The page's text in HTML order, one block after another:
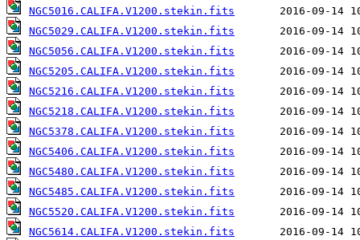
NGC5016.CALIFA.V1200.stekin.fits
NGC5029.CALIFA.V1200.stekin.fits
NGC5056.CALIFA.V1200.stekin.fits
NGC5205.CALIFA.V1200.stekin.fits
NGC5216.CALIFA.V1200.stekin.fits
NGC5218.CALIFA.V1200.stekin.fits
NGC5378.CALIFA.V1200.stekin.fits
NGC5406.CALIFA.V1200.stekin.fits
NGC5480.CALIFA.V1200.stekin.fits
NGC5485.CALIFA.V1200.stekin.fits
NGC5520.CALIFA.V1200.stekin.fits
NGC5614.CALIFA.V1200.stekin.fits